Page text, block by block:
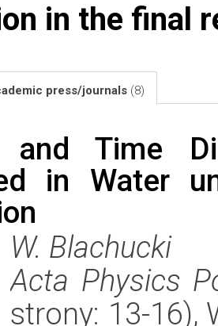
in the final
press/journals (8)
and Time
in Water
W. Blachucki
Acta Physics
strony: 13-16),